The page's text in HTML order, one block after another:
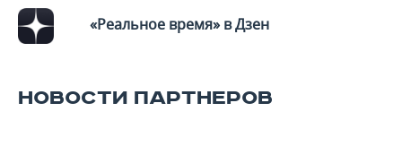
«Реальное время» в Дзен
НОВОСТИ ПАРТНЕРОВ